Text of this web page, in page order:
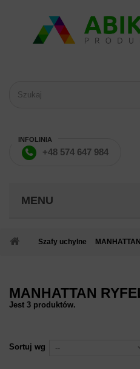
INFOLINIA
+48 574 647 984
MENU
Szafy uchylne
MANHATTAN
Jest 3 produktów.
Sortuj wg